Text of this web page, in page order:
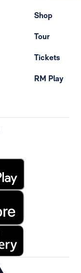
Shop
Tour
Tickets
RM Play